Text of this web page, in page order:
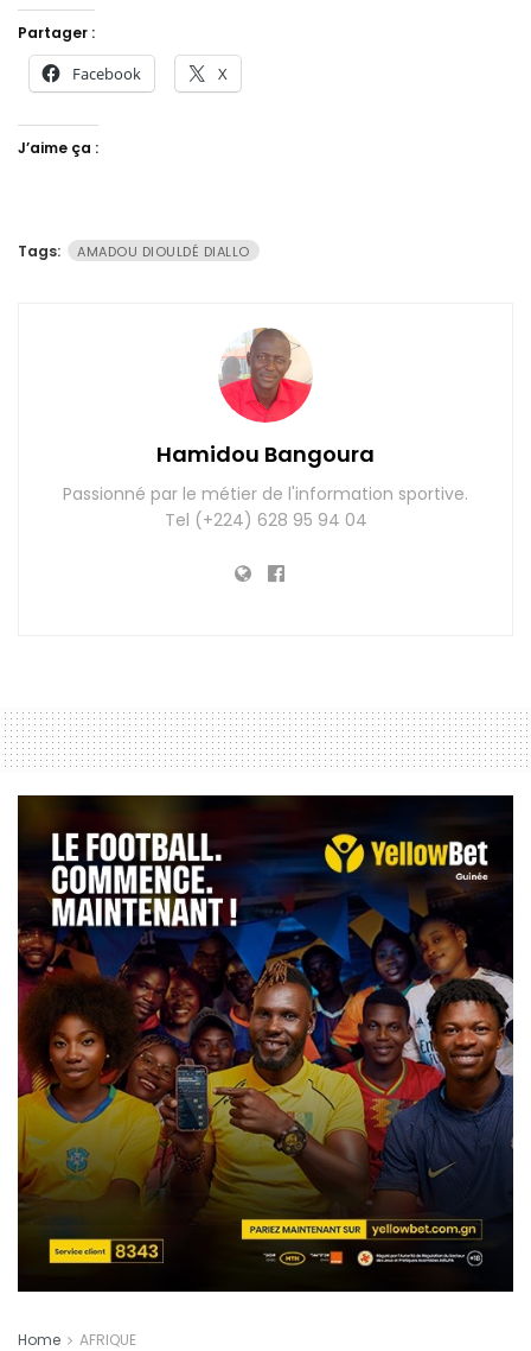
Partager :
Facebook X
J’aime ça :
Tags: AMADOU DIOULDÉ DIALLO
Hamidou Bangoura
Passionné par le métier de l'information sportive.
Tel (+224) 628 95 94 04
Home AFRIQUE